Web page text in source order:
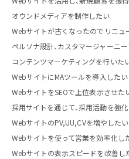
オウンドメディアを制作したい
Webサイトが古くなったのでリニュ
ペルソナ設計、カスタマージャーニ
コンテンツマーケティングを行いた
WebサイトにMAツールを導入したい
WebサイトをSEOで上位表示させた
採用サイトを通じて、採用活動を強
WebサイトのPV,UU,CVを増やしたい
Webサイトを使って営業を効率化し
Webサイトの表示スピードを改善し